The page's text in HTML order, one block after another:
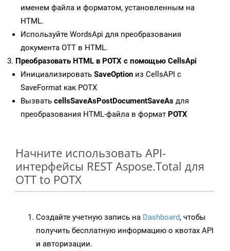
именем файла и форматом, установленным на
HTML.
Используйте WordsApi для преобразования
документа OTT в HTML.
Преобразовать HTML в POTX с помощью CellsApi
Инициализировать SaveOption из CellsAPI с
SaveFormat как POTX
Вызвать cellsSaveAsPostDocumentSaveAs для
преобразования HTML-файла в формат POTX
Начните использовать API-
интерфейсы REST Aspose.Total для
OTT to POTX
Создайте учетную запись на Dashboard, чтобы
получить бесплатную информацию о квотах API
и авторизации.